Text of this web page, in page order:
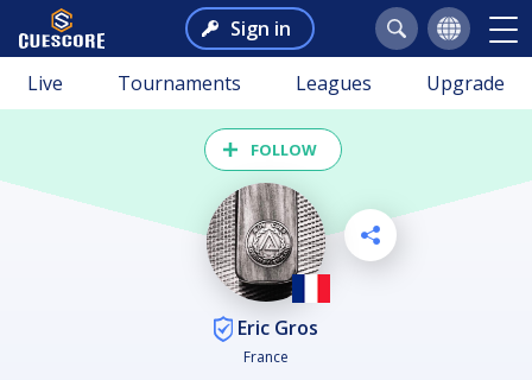
Sign in
Live Tournaments Leagues Upgrade
FOLLOW
Eric Gros
France